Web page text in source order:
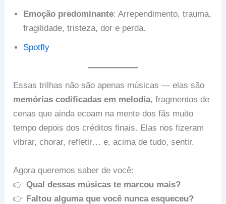
Emoção predominante: Arrependimento, trauma,
fragilidade, tristeza, dor e perda.
Spotfly
Essas trilhas não são apenas músicas — elas são
memórias codificadas em melodia, fragmentos de
cenas que ainda ecoam na mente dos fãs muito
tempo depois dos créditos finais. Elas nos fizeram
vibrar, chorar, refletir… e, acima de tudo, sentir.
Agora queremos saber de você:
👉Qual dessas músicas te marcou mais?
👉 Faltou alguma que você nunca esqueceu?